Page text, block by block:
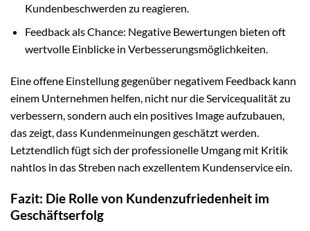
Kundenbeschwerden zu reagieren.
Feedback als Chance: Negative Bewertungen bieten oft
wertvolle Einblicke in Verbesserungsmöglichkeiten.
Eine offene Einstellung gegenüber negativem Feedback kann
einem Unternehmen helfen, nicht nur die Servicequalität zu
verbessern, sondern auch ein positives Image aufzubauen,
das zeigt, dass Kundenmeinungen geschätzt werden.
Letztendlich fügt sich der professionelle Umgang mit Kritik
nahtlos in das Streben nach exzellentem Kundenservice ein.
Fazit: Die Rolle von Kundenzufriedenheit im
Geschäftserfolg